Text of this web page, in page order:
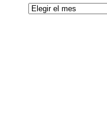
Historial